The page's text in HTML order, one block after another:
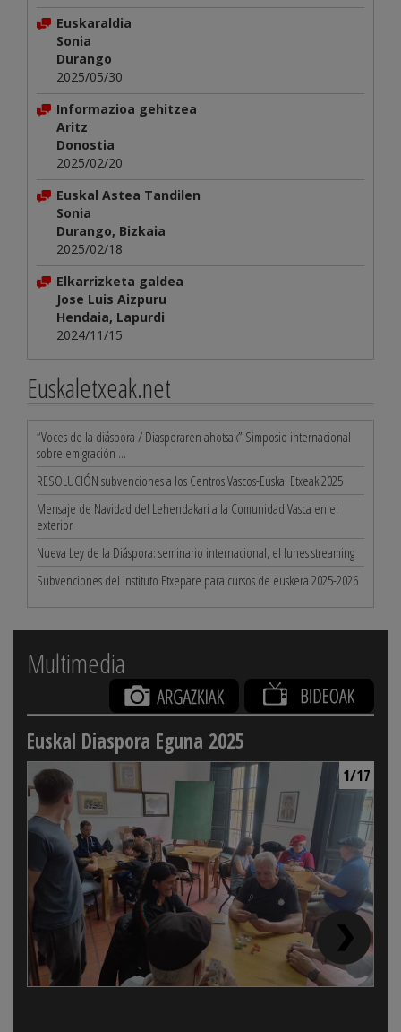
Euskaraldia
Sonia
Durango
2025/05/30
Informazioa gehitzea
Aritz
Donostia
2025/02/20
Euskal Astea Tandilen
Sonia
Durango, Bizkaia
2025/02/18
Elkarrizketa galdea
Jose Luis Aizpuru
Hendaia, Lapurdi
2024/11/15
Euskaletxeak.net
“Voces de la diáspora / Diasporaren ahotsak” Simposio internacional
sobre emigración ...
RESOLUCIÓN subvenciones a los Centros Vascos-Euskal Etxeak 2025
Mensaje de Navidad del Lehendakari a la Comunidad Vasca en el
exterior
Nueva Ley de la Diáspora: seminario internacional, el lunes streaming
Subvenciones del Instituto Etxepare para cursos de euskera 2025-2026
Multimedia
Euskal Diaspora Eguna 2025
1/17